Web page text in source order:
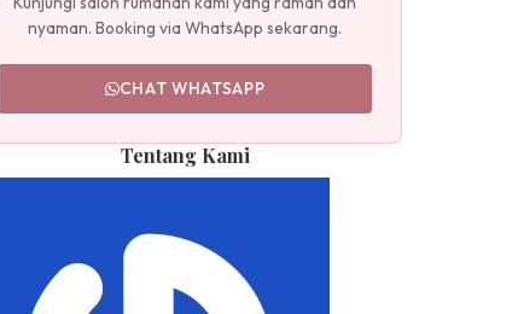
nyaman. Booking via WhatsApp sekarang.
CHAT WHATSAPP
Tentang Kami